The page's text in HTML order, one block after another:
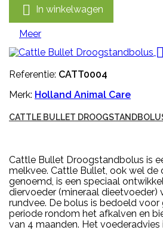
 In winkelwagen
Meer

Referentie: CATT0004
Merk: Holland Animal Care
CATTLE BULLET
Cattle Bullet Droogstandbolus is
melkvee. Cattle Bullet, ook wel
genoemd, is een speciaal
diervoeder (mineraal dieetvoeder)
rundvee. De bolus is bedoeld voor
periode rondom het afkalven en
van 4 maanden. Het voederadvies